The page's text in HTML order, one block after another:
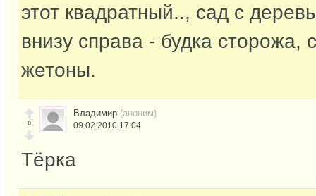
этот квадратный.., сад с
внизу справа - будка сторожа,
жетоны.
0
Владимир (аноним)
09.02.2010 17:04
Тёрка